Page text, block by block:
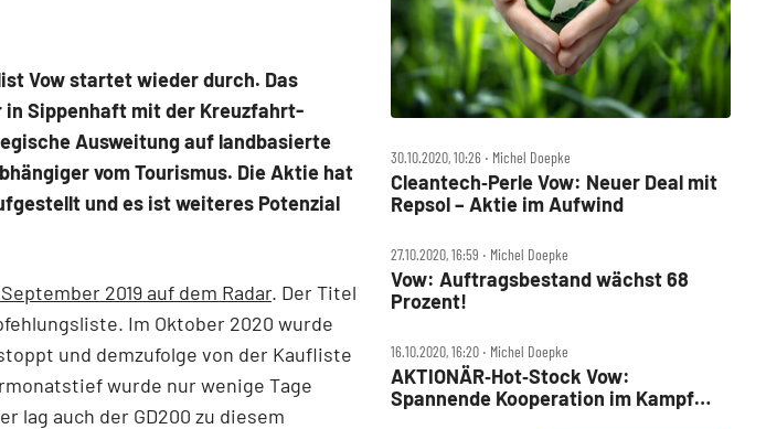
Vow startet wieder durch. Das
Sippenhaft mit der Kreuzfahrt-
Ausweitung auf landbasierte
vom Tourismus. Die Aktie hat
und es ist weiteres Potenzial
2019 auf dem Radar. Der Titel
Im Oktober 2020 wurde
und demzufolge von der Kaufliste
wurde nur wenige Tage
lag auch der GD200 zu diesem
30.10.2020, 10:26 ‧ Michel Doepke
Cleantech‑Perle Vow: Neuer Deal mit
Repsol – Aktie im Aufwind
27.10.2020, 16:59 ‧ Michel Doepke
Vow: Auftragsbestand wächst 68
Prozent!
16.10.2020, 16:20 ‧ Michel Doepke
AKTIONÄR‑Hot‑Stock Vow:
Spannende Kooperation im Kampf